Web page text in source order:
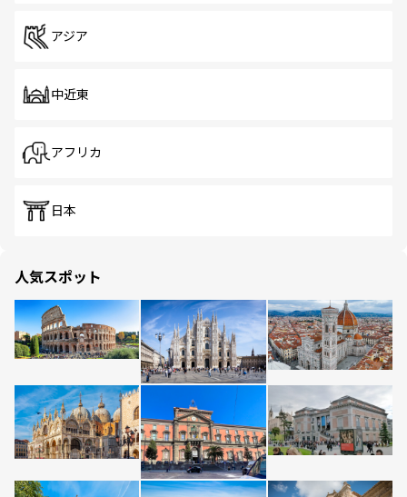
アジア
中近東
アフリカ
日本
人気スポット